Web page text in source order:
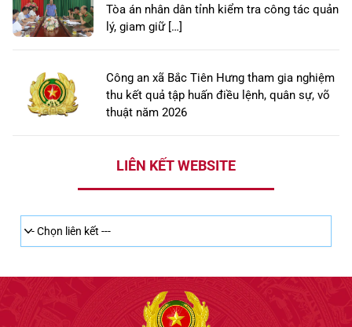
Tòa án nhân dân tỉnh kiểm tra công tác quản
lý, giam giữ […]
Công an xã Bắc Tiên Hưng tham gia nghiệm
thu kết quả tập huấn điều lệnh, quân sự, võ
thuật năm 2026
LIÊN KẾT WEBSITE